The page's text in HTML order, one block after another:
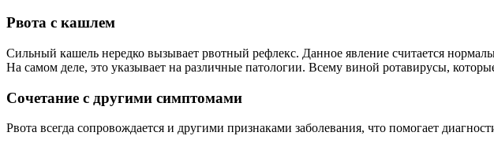
Рвота с кашлем
Сильный кашель нередко вызывает рвотный рефлекс. Данное явление считается
На самом деле, это указывает на различные патологии. Всему виной ротавирусы,
Сочетание с другими симптомами
Рвота всегда сопровождается и другими признаками заболевания, что помогает